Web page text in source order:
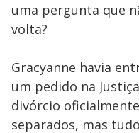
uma pergunta que
volta?
Gracyanne havia
um pedido na
divórcio
separados, mas